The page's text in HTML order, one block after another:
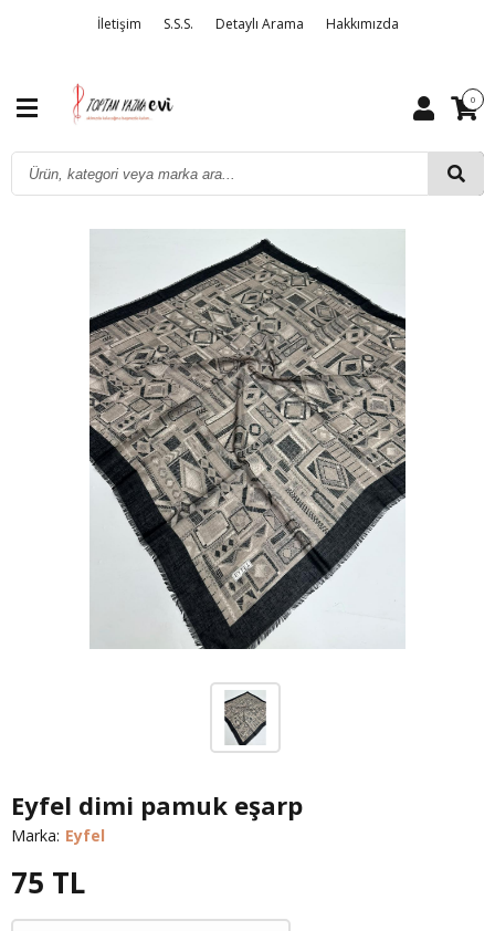
İletişim S.S.S. Detaylı Arama Hakkımızda
0
Eyfel dimi pamuk eşarp
Marka: Eyfel
75 TL